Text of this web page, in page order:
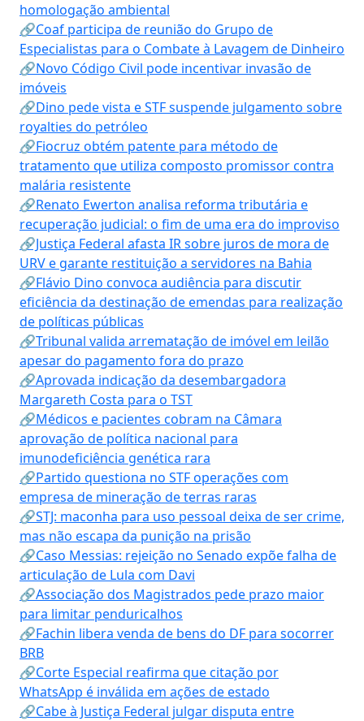
homologação ambiental
🔗Coaf participa de reunião do Grupo de
Especialistas para o Combate à Lavagem de Dinheiro
🔗Novo Código Civil pode incentivar invasão de
imóveis
🔗Dino pede vista e STF suspende julgamento sobre
royalties do petróleo
🔗Fiocruz obtém patente para método de
tratamento que utiliza composto promissor contra
malária resistente
🔗Renato Ewerton analisa reforma tributária e
recuperação judicial: o fim de uma era do improviso
🔗Justiça Federal afasta IR sobre juros de mora de
URV e garante restituição a servidores na Bahia
🔗Flávio Dino convoca audiência para discutir
eficiência da destinação de emendas para realização
de políticas públicas
🔗Tribunal valida arrematação de imóvel em leilão
apesar do pagamento fora do prazo
🔗Aprovada indicação da desembargadora
Margareth Costa para o TST
🔗Médicos e pacientes cobram na Câmara
aprovação de política nacional para
imunodeficiência genética rara
🔗Partido questiona no STF operações com
empresa de mineração de terras raras
🔗STJ: maconha para uso pessoal deixa de ser crime,
mas não escapa da punição na prisão
🔗Caso Messias: rejeição no Senado expõe falha de
articulação de Lula com Davi
🔗Associação dos Magistrados pede prazo maior
para limitar penduricalhos
🔗Fachin libera venda de bens do DF para socorrer
BRB
🔗Corte Especial reafirma que citação por
WhatsApp é inválida em ações de estado
🔗Cabe à Justiça Federal julgar disputa entre